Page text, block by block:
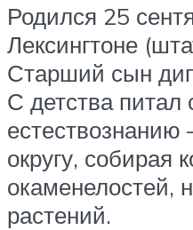
Родился 25
Лексингтоне
Старший сын
С детства питал
округу, собирая
окаменелостей,
растений.